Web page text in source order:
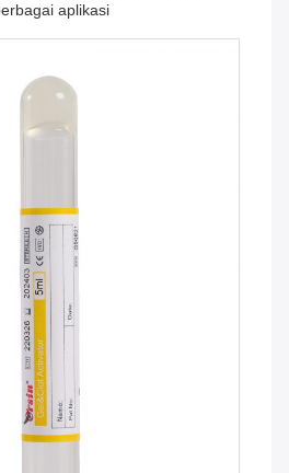
aplikasi